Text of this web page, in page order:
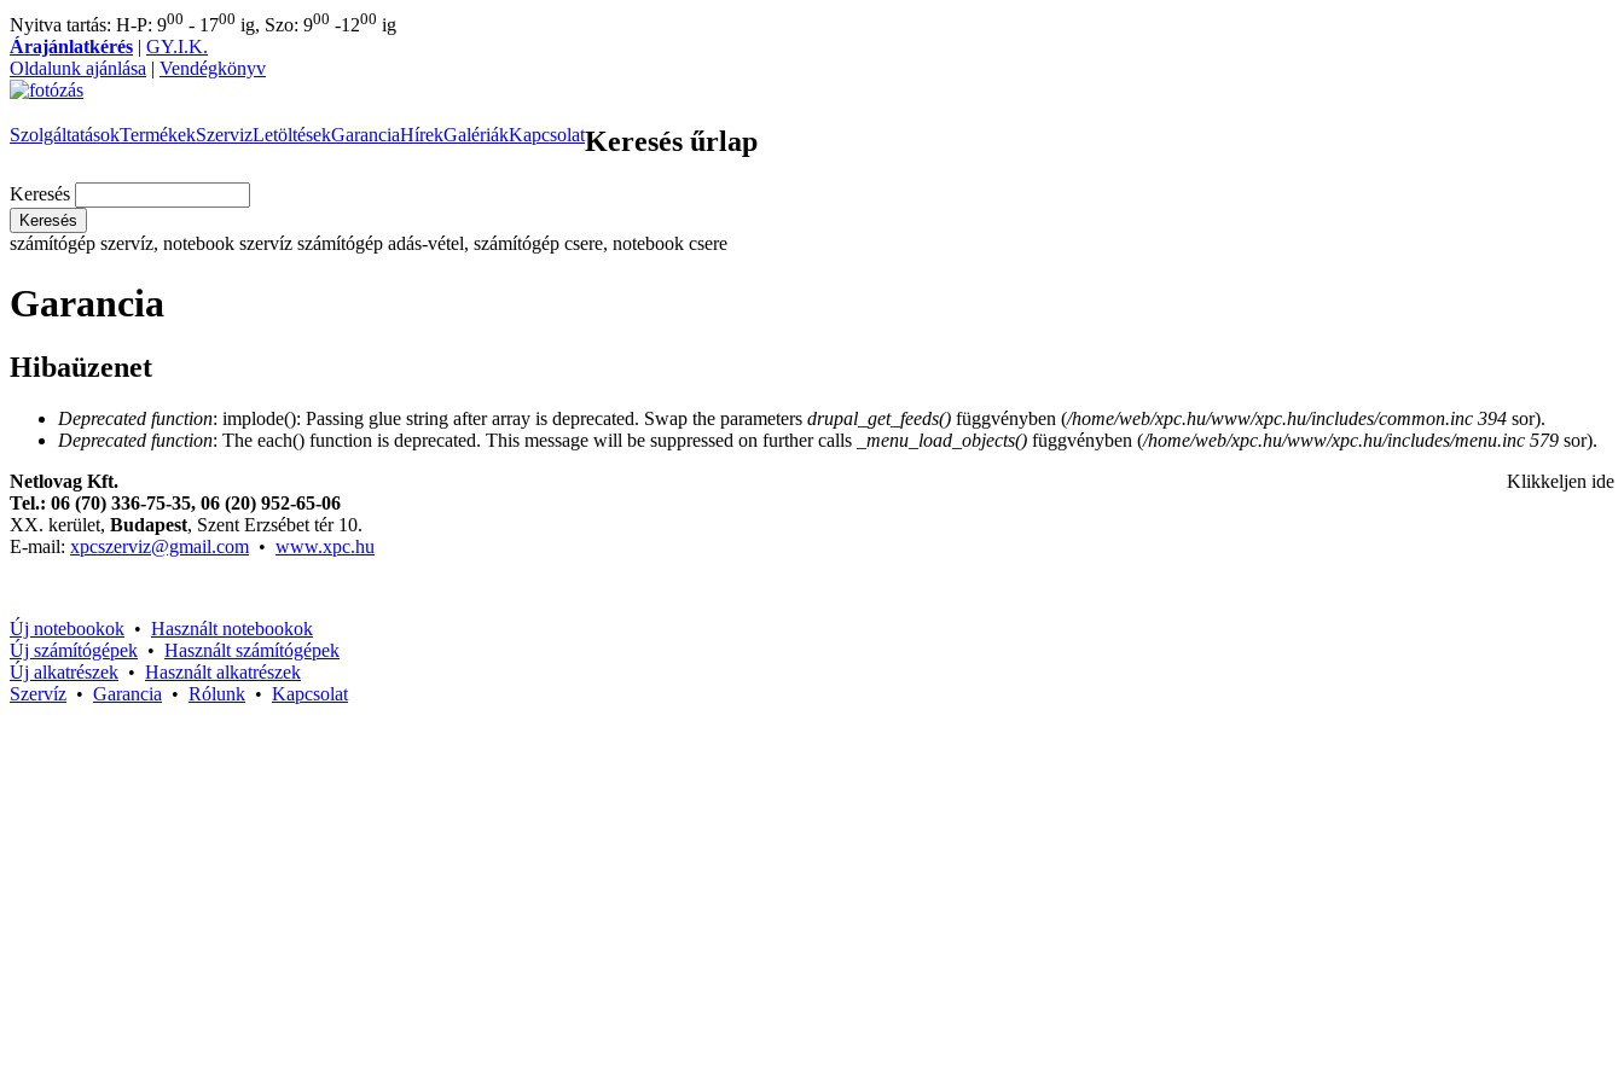
Nyitva tartás: H-P: 900 - 1700 ig, Szo: 900 -1200 ig
Árajánlatkérés | GY.I.K.
Oldalunk ajánlása | Vendégkönyv
SzolgáltatásokTermékekSzervizLetöltésekGaranciaHírekGalériákKapcsolatKeresés űrlap
Keresés
számítógép szervíz, notebook szervíz számítógép adás-vétel, számítógép csere, notebook csere
Garancia
Hibaüzenet
Deprecated function: implode(): Passing glue string after array is deprecated. Swap the parameters drupal_get_feeds() függvényben (/home/web/xpc.hu/www/xpc.hu/includes/common.inc 394 sor).
Deprecated function: The each() function is deprecated. This message will be suppressed on further calls _menu_load_objects() függvényben (/home/web/xpc.hu/www/xpc.hu/includes/menu.inc 579 sor).
Klikkeljen ide
Netlovag Kft.
Tel.: 06 (70) 336-75-35, 06 (20) 952-65-06
XX. kerület, Budapest, Szent Erzsébet tér 10.
E-mail: xpcszerviz@gmail.com • www.xpc.hu
Új notebookok • Használt notebookok
Új számítógépek • Használt számítógépek
Új alkatrészek • Használt alkatrészek
Szervíz • Garancia • Rólunk • Kapcsolat